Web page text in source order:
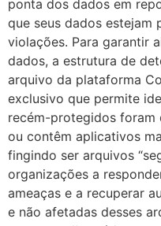
ponta dos dados em
que seus dados
violações. Para garantir
dados, a estrutura de
arquivo da plataforma
exclusivo que permite
recém-protegidos
ou contêm aplicativos
fingindo ser arquivos
organizações a
ameaças e a recuperar
e não afetadas desses